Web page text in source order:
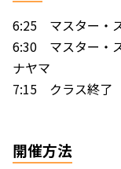
6:25 マスター・
6:30 マスター・
ナヤマ
7:15 クラス終了
開催方法